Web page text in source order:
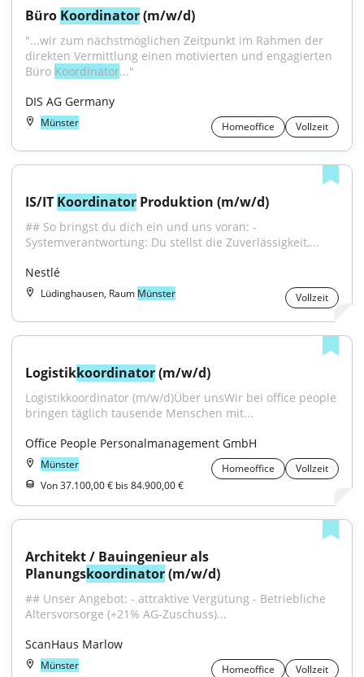
Büro Koordinator (m/w/d)
"...wir zum nächstmöglichen Zeitpunkt im Rahmen der
direkten Vermittlung einen motivierten und engagierten
Büro Koordinator..."
DIS AG Germany
Münster Homeoffice Vollzeit
IS/IT Koordinator Produktion (m/w/d)
## So bringst du dich ein und uns voran: -
Systemverantwortung: Du stellst die Zuverlässigkeit,...
Nestlé
Lüdinghausen, Raum Münster Vollzeit
Logistikkoordinator (m/w/d)
Logistikkoordinator (m/w/d)Über unsWir bei office people
bringen täglich tausende Menschen mit...
Office People Personalmanagement GmbH
Münster Homeoffice
Vollzeit
Von 37.100,00 € bis 84.900,00 €
Architekt / Bauingenieur als
Planungskoordinator (m/w/d)
## Unser Angebot: - attraktive Vergütung - Betriebliche
Altersvorsorge (+21% AG-Zuschuss)...
ScanHaus Marlow
Münster Homeoffice Vollzeit